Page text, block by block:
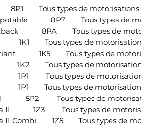
Tous types de motorisations
8P7 Tous types de
8PA Tous types de
Tous types de
1K5 Tous types de
Tous types de
Tous types de
Tous types de
5P2 Tous types de
II 1Z3 Tous types de
II Combi 1Z5 Tous types de